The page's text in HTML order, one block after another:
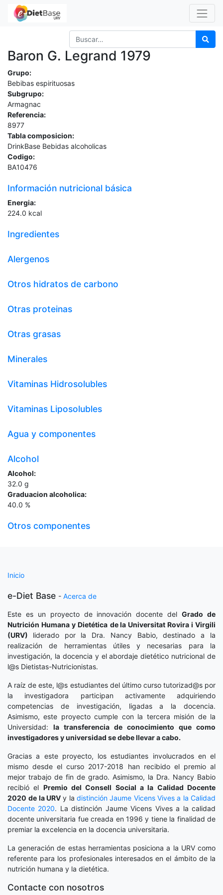
Baron G. Legrand 1979
Grupo:
Bebibas espirituosas
Subgrupo:
Armagnac
Referencia:
8977
Tabla composicion:
DrinkBase Bebidas alcoholicas
Codigo:
BA10476
Información nutricional básica
Energia:
224.0 kcal
Ingredientes
Alergenos
Otros hidratos de carbono
Otras proteinas
Otras grasas
Minerales
Vitaminas Hidrosolubles
Vitaminas Liposolubles
Agua y componentes
Alcohol
Alcohol:
32.0 g
Graduacion alcoholica:
40.0 %
Otros componentes
Inicio
e-Diet Base - Acerca de
Este es un proyecto de innovación docente delGrado de
Nutrición Humana y Dietética de la Universitat Rovira i Virgili
(URV) liderado por la Dra. Nancy Babio, destinado a la
realización de herramientas útiles y necesarias para la
investigación, la docencia y el abordaje dietético nutricional de
l@s Dietistas-Nutricionistas.
A raíz de este, l@s estudiantes del último curso tutorizad@s por
la investigadora participan activamente adquiriendo
competencias de investigación, ligadas a la docencia.
Asimismo, este proyecto cumple con la tercera misión de la
Universidad: la transferencia de conocimiento que como
investigadores y universidad se debe llevar a cabo.
Gracias a este proyecto, los estudiantes involucrados en el
mismo desde el curso 2017-2018 han recibido el premio al
mejor trabajo de fin de grado. Asimismo, la Dra. Nancy Babio
recibió el Premio del Consell Social a la Calidad Docente
2020 de la URV y ladistinción Jaume Vicens Vives a la Calidad
Docente 2020. La distinción Jaume Vicens Vives a la calidad
docente universitaria fue creada en 1996 y tiene la finalidad de
premiar la excelencia en la docencia universitaria.
La generación de estas herramientas posiciona a la URV como
referente para los profesionales interesados en el ámbito de la
nutrición humana y la dietética.
Contacte con nosotros